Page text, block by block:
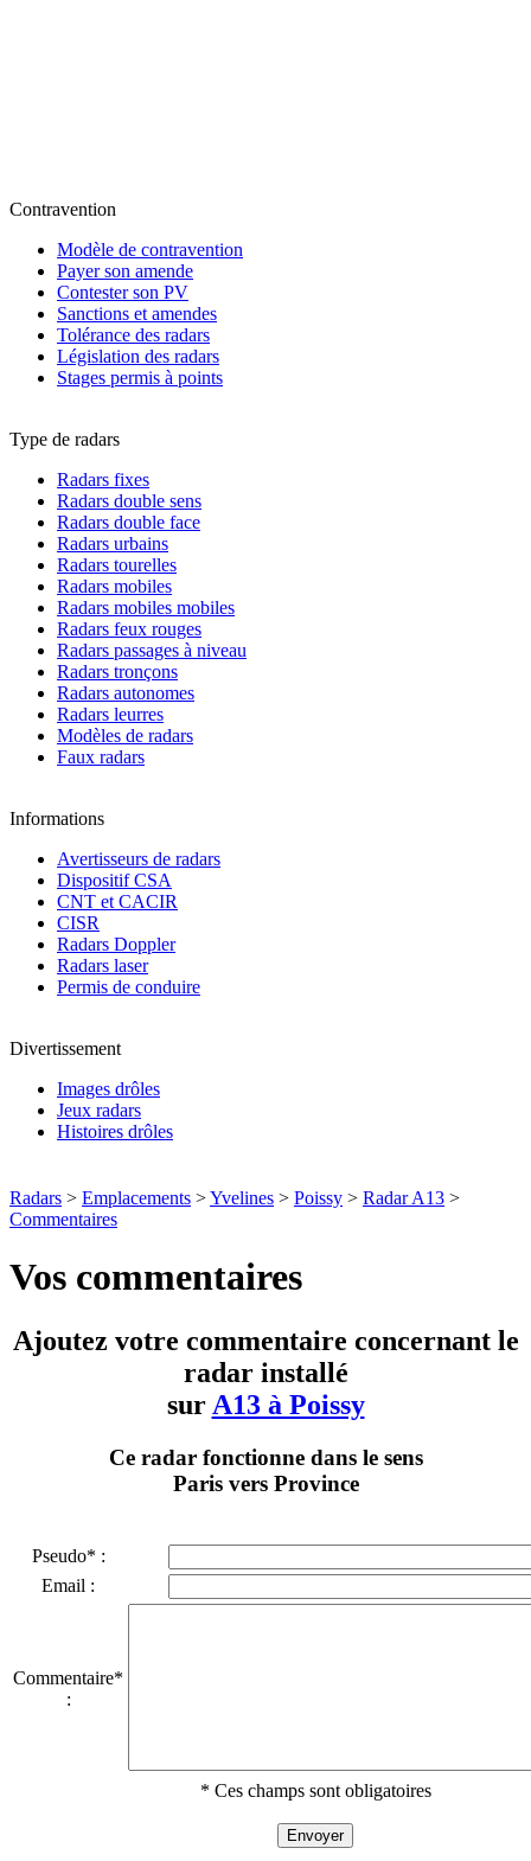
Contravention
Modèle de contravention
Payer son amende
Contester son PV
Sanctions et amendes
Tolérance des radars
Législation des radars
Stages permis à points
Type de radars
Radars fixes
Radars double sens
Radars double face
Radars urbains
Radars tourelles
Radars mobiles
Radars mobiles mobiles
Radars feux rouges
Radars passages à niveau
Radars tronçons
Radars autonomes
Radars leurres
Modèles de radars
Faux radars
Informations
Avertisseurs de radars
Dispositif CSA
CNT et CACIR
CISR
Radars Doppler
Radars laser
Permis de conduire
Divertissement
Images drôles
Jeux radars
Histoires drôles
Radars > Emplacements >Yvelines > Poissy > Radar A13 >
Commentaires
Vos commentaires
Ajoutez votre commentaire concernant le
radar installé
sur A13 à Poissy
Ce radar fonctionne dans le sens
Paris vers Province
Pseudo* :
Email :
Commentaire*
:
* Ces champs sont obligatoires